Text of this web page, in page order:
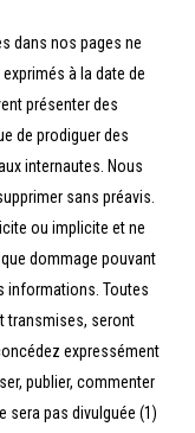
dans nos pages ne
à la date de
présenter des
de prodiguer des
internautes. Nous
sans préavis.
ou implicite et ne
dommage pouvant
informations. Toutes
transmises, seront
expressément
publier, commenter
sera pas divulguée (1)